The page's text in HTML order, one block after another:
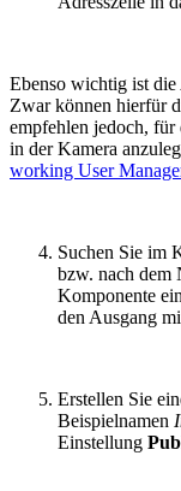
Ebenso wichtig ist die
Zwar können hierfür
empfehlen jedoch, für
in der Kamera
working User
Suchen Sie im
bzw. nach dem
Komponente
den Ausgang
Erstellen Sie
Beispielnamen
Einstellung